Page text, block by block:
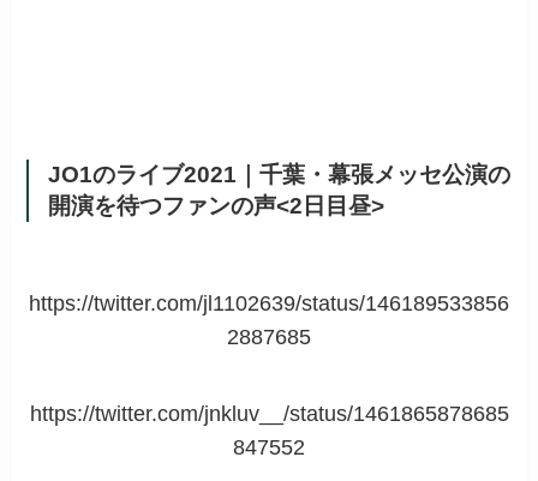
JO1のライブ2021｜千葉・幕張メッセ公演の
開演を待つファンの声<2日目昼>
https://twitter.com/jl1102639/status/146189533856
2887685
https://twitter.com/jnkluv__/status/1461865878685
847552